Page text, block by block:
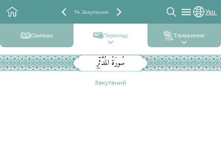
74. Закутаний Укр.
Оригінал Переклад Тлумачення
سُورَةُ المُدَّثِّرِ
Закутаний